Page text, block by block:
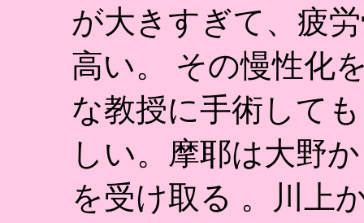
が大きすぎて、疲
高い。 その慢性化
な教授に手術して
しい。摩耶は大野
を受け取る 。川上